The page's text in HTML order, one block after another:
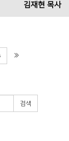
김재현 목사
검색